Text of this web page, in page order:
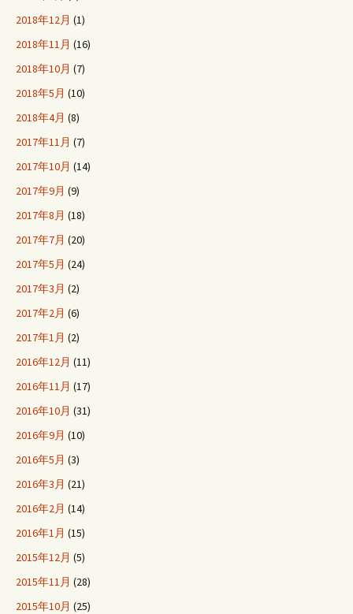
2018年12月 (1)
2018年11月 (16)
2018年10月 (7)
2018年5月 (10)
2018年4月 (8)
2017年11月 (7)
2017年10月 (14)
2017年9月 (9)
2017年8月 (18)
2017年7月 (20)
2017年5月 (24)
2017年3月 (2)
2017年2月 (6)
2017年1月 (2)
2016年12月 (11)
2016年11月 (17)
2016年10月 (31)
2016年9月 (10)
2016年5月 (3)
2016年3月 (21)
2016年2月 (14)
2016年1月 (15)
2015年12月 (5)
2015年11月 (28)
2015年10月 (25)